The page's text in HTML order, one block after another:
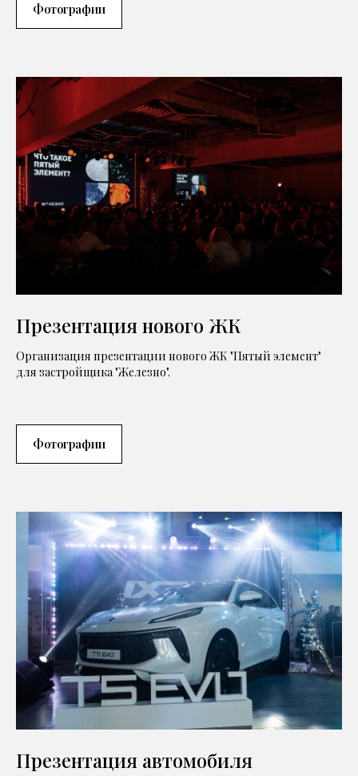
Фотографии
Презентация нового ЖК
Организация презентации нового ЖК "Пятый элемент"
для застройщика "Железно".
Фотографии
Презентация автомобиля